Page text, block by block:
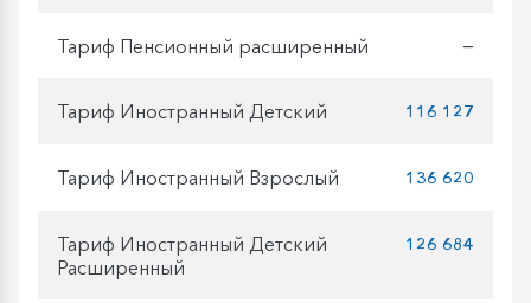
Тариф Пенсионный расширенный —
Тариф Иностранный Детский 116 127
Тариф Иностранный Взрослый 136 620
Тариф Иностранный Детский
Расширенный
126 684